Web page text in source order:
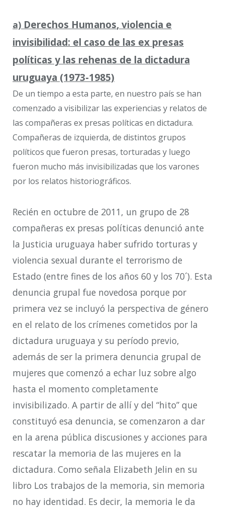
a) Derechos Humanos, violencia e
invisibilidad: el caso de las ex presas
políticas y las rehenas de la dictadura
uruguaya (1973-1985)
De un tiempo a esta parte, en nuestro país se han
comenzado a visibilizar las experiencias y relatos de
las compañeras ex presas políticas en dictadura.
Compañeras de izquierda, de distintos grupos
políticos que fueron presas, torturadas y luego
fueron mucho más invisibilizadas que los varones
por los relatos historiográficos.
Recién en octubre de 2011, un grupo de 28
compañeras ex presas políticas denunció ante
la Justicia uruguaya haber sufrido torturas y
violencia sexual durante el terrorismo de
Estado (entre fines de los años 60 y los 70´). Esta
denuncia grupal fue novedosa porque por
primera vez se incluyó la perspectiva de género
en el relato de los crímenes cometidos por la
dictadura uruguaya y su período previo,
además de ser la primera denuncia grupal de
mujeres que comenzó a echar luz sobre algo
hasta el momento completamente
invisibilizado. A partir de allí y del “hito” que
constituyó esa denuncia, se comenzaron a dar
en la arena pública discusiones y acciones para
rescatar la memoria de las mujeres en la
dictadura. Como señala Elizabeth Jelin en su
libro Los trabajos de la memoria, sin memoria
no hay identidad. Es decir, la memoria le da